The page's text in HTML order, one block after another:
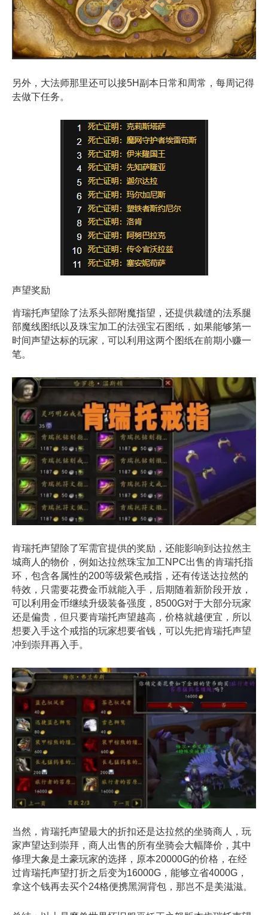
另外，大法师那里还可以接5H副本日常和周常，每周记得
去做下任务。
声望奖励
肯瑞托声望除了法系头部附魔指望，还提供裁缝的法系腿
部魔线图纸以及珠宝加工的法强宝石图纸，如果能够第一
时间声望达标的玩家，可以利用这两个图纸在前期小赚一
笔。
肯瑞托声望除了军需官提供的奖励，还能影响到达拉然主
城商人的物价，例如达拉然珠宝加工NPC出售的肯瑞托指
环，包含各属性的200等级紫色戒指，还有传送达拉然的
特效，只需要花费金币就能入手，后期随着新阶段开放，
可以利用金币继续升级装备强度，8500G对于大部分玩家
还是偏贵，但只要肯瑞托声望越高，价格就越便宜，所以
想要入手这个戒指的玩家想要省钱，可以先把肯瑞托声望
冲到崇拜再入手。
当然，肯瑞托声望最大的折扣还是达拉然的坐骑商人，玩
家声望达到崇拜，商人出售的所有坐骑会大幅降价，其中
修理大象是土豪玩家的选择，原本20000G的价格，在经
过肯瑞托声望打折之后变为16000G，能够立省4000G，
拿这个钱再去买个24格便携黑洞背包，那岂不是美滋滋。